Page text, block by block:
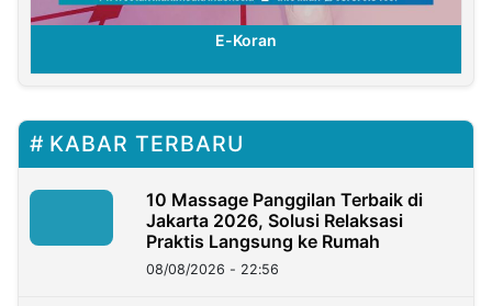
E-Koran
KABAR TERBARU
10 Massage Panggilan Terbaik di
Jakarta 2026, Solusi Relaksasi
Praktis Langsung ke Rumah
08/08/2026 - 22:56